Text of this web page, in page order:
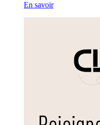
En savoir